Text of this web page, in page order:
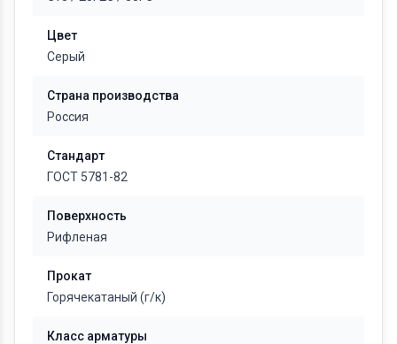
Цвет
Серый
Страна производства
Россия
Стандарт
ГОСТ 5781-82
Поверхность
Рифленая
Прокат
Горячекатаный (г/к)
Класс арматуры